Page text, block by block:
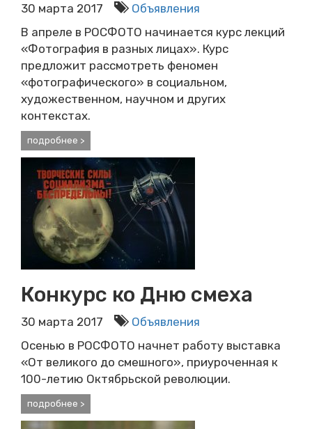
30 марта 2017
Объявления
В апреле в РОСФОТО начинается курс лекций
«Фотография в разных лицах». Курс
предложит рассмотреть феномен
«фотографического» в социальном,
художественном, научном и других
контекстах.
подробнее >
Конкурс ко Дню смеха
30 марта 2017
Объявления
Осенью в РОСФОТО начнет работу выставка
«От великого до смешного», приуроченная к
100-летию Октябрьской революции.
подробнее >